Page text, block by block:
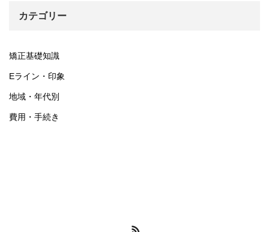
カテゴリー
矯正基礎知識
Eライン・印象
地域・年代別
費用・手続き